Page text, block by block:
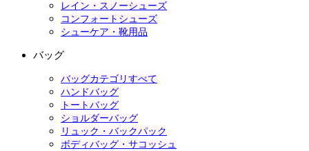
レイン・スノーシューズ
コンフォートシューズ
シューケア・靴用品
バッグ
バッグカテゴリすべて
ハンドバッグ
トートバッグ
ショルダーバッグ
リュック・バックパック
ボディバッグ・サコッシュ